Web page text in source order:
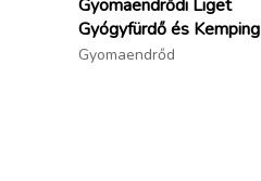
Gyomaendrődi Liget
Gyógyfürdő és Kemping
Gyomaendrőd